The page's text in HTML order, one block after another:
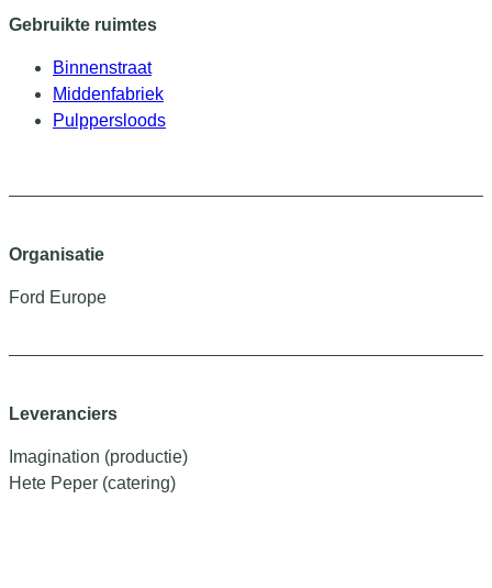
Gebruikte ruimtes
Binnenstraat
Middenfabriek
Pulppersloods
Organisatie
Ford Europe
Leveranciers
Imagination (productie)
Hete Peper (catering)